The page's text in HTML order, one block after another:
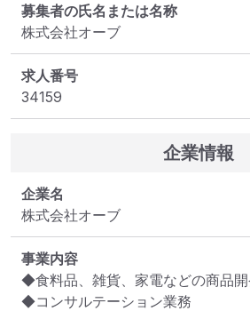
募集者の氏名または名称
株式会社オーブ
求人番号
34159
企業情報
企業名
株式会社オーブ
事業内容
◆食料品、雑貨、家電などの商品
◆コンサルテーション業務